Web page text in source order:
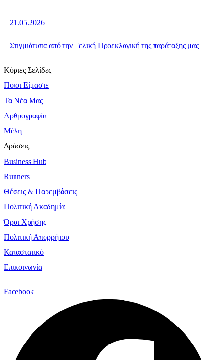
21.05.2026
Στιγμιότυπα από την Τελική Προεκλογική της παράταξης μας
Κύριες Σελίδες
Ποιοι Είμαστε
Τα Νέα Μας
Αρθρογραφία
Μέλη
Δράσεις
Business Hub
Runners
Θέσεις & Παρεμβάσεις
Πολιτική Ακαδημία
Όροι Χρήσης
Πολιτική Απορρήτου
Καταστατικό
Επικοινωνία
Facebook